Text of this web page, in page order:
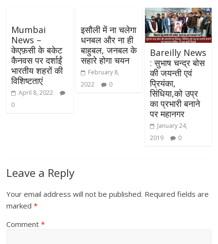
Mumbai
News –
केएफ़सी के बकेट
कैनवस पर दर्शाईं
भारतीय शहरों की
विशिष्टताएं
April 8, 2022
0
इसौली में ना चलेगा
धनबल और ना ही
बाहुबल, जनबल के
सहारे होगा चयन
February 8,
2022
0
Bareilly News
: सुभाष चन्द्र बोस
की जयन्ती एवं
प्रियंका,
सिंधिया,को उप्र
का प्रभारी बनाने
पर महानगर
January 24,
2019
0
Leave a Reply
Your email address will not be published. Required fields are
marked*
Comment*